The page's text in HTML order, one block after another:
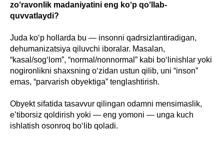
zo‘ravonlik madaniyatini eng ko‘p qo‘llab-
quvvatlaydi?
Juda ko‘p hollarda bu — insonni qadrsizlantiradigan,
dehumanizatsiya qiluvchi iboralar. Masalan,
“kasal/sog‘lom”, “normal/nonnormal” kabi bo‘linishlar yoki
nogironlikni shaxsning o‘zidan ustun qilib, uni “inson”
emas, “parvarish obyektiga” tenglashtirish.
Obyekt sifatida tasavvur qilingan odamni mensimaslik,
e’tiborsiz qoldirish yoki — eng yomoni — unga kuch
ishlatish osonroq bo‘lib qoladi.